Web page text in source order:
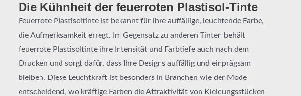
Die Kühnheit der feuerroten Plastisol-Tinte
Feuerrote Plastisoltinte ist bekannt für ihre auffällige, leuchtende Farbe,
die Aufmerksamkeit erregt. Im Gegensatz zu anderen Tinten behält
feuerrote Plastisoltinte ihre Intensität und Farbtiefe auch nach dem
Drucken und sorgt dafür, dass Ihre Designs auffällig und einprägsam
bleiben. Diese Leuchtkraft ist besonders in Branchen wie der Mode
entscheidend, wo kräftige Farben die Attraktivität von Kleidungsstücken